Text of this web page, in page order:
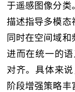
于遥感图像分类
描述指导多模态
同时在空间域和
进而在统一的
对齐。具体来
阶段增强策略